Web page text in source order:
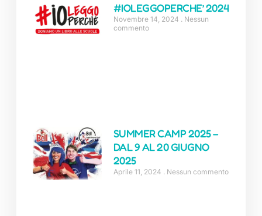
#IOLEGGOPERCHE’ 2024
Novembre 14, 2024
Nessun
commento
SUMMER CAMP 2025 –
DAL 9 AL 20 GIUGNO
2025
Aprile 11, 2024 Nessun commento